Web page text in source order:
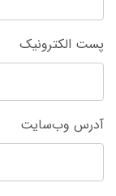
پست الکترونیک
آدرس وب‌سایت